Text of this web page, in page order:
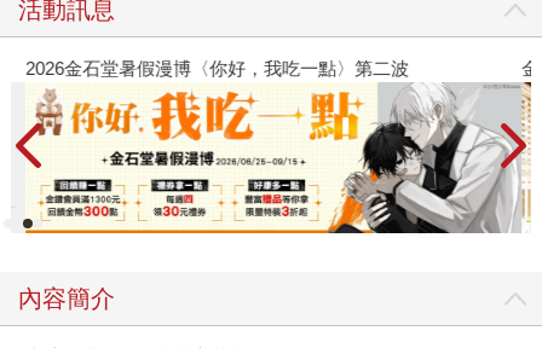
活動訊息
2026金石堂暑假漫博〈你好，我吃一點〉第二波
內容簡介